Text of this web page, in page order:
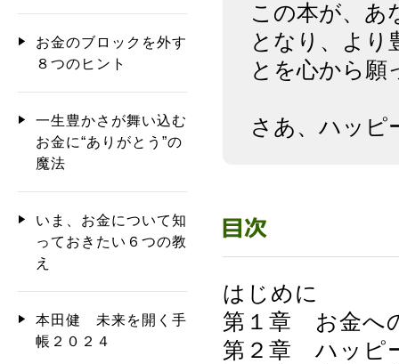
この本が、あ
となり、より
とを心から願
さあ、ハッピ
はじめに
第１章 お金へ
第２章 ハッピ
お金のブロックを外す
８つのヒント
一生豊かさが舞い込む
お金に“ありがとう”の
魔法
いま、お金について知
っておきたい６つの教
え
本田健 未来を開く手
帳２０２４